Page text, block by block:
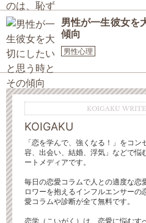
男性が一生彼女を
傾向
男性心理
KOIGAKU
KOIGAKU
「恋を学んで、強くなる！」をコ
容、出会い、結婚、浮気」などで悩
ートメディアです。
毎日の恋愛コラムで人との適度な恋
ロワーを抱えるインフルエンサーの
愛コラムや診断が全て無料です。
恋学（こいがく）は、恋愛に悩むす